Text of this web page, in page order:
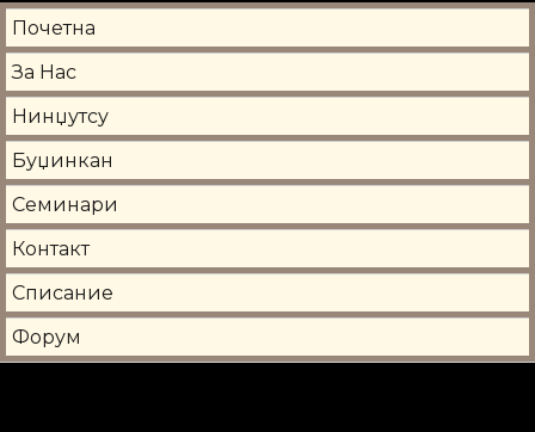
Почетна
За Нас
Нинџутсу
Буџинкан
Семинари
Контакт
Списание
Форум